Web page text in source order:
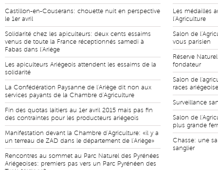
Castillon-en-Couserans: chouette nuit en perspective
le 1er avril
Solidarité chez les apiculteurs: deux cents essaims
venus de toute la France réceptionnés samedi à
Fabas dans l'Ariège
Les apiculteurs Ariégeois attendent les essaims de la
solidarité
La Confédération Paysanne de l'Ariège dit non aux
services payants de la Chambre d'Agriculture
Fin des quotas laitiers au 1er avril 2015 mais pas fin
des contraintes pour les producteurs ariégeois
Manifestation devant la Chambre d'Agriculture: «il y a
un terreau de ZAD dans le département de l'Ariège»
Rencontres au sommet au Parc Naturel des Pyrénées
Ariégeoises: premiers pas vers un Parc Pyrénéen des
Les médailles
l'Agriculture
Salon de
vous parisien
Réserve
fondateur
Salon de
races
Surveillance
Salon de
plus grande
Chasse: une
sanglier